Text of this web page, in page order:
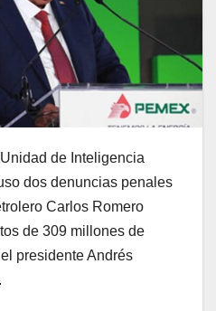
de Inteligencia
dos denuncias penales
Carlos Romero
de 309 millones de
presidente Andrés